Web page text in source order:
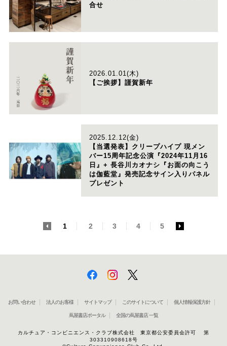
合せ
2026.01.01(木)
【ご挨拶】謹賀新年
2025.12.12(金)
【当選発表】クリープハイプ 現メン
バー15周年記念公演『2024年11月16
日』+ 長谷川カオナシ『お面の向こう
は伽藍堂』発売記念サイン入りパネル
プレゼント
1 2 3 4 5
お問い合わせ 法人のお客様 サイトマップ このサイトについて 個人情報保護方針
蔦屋書店ポータル 全国の蔦屋書店 一覧
カルチュア・コンビニエンス・クラブ株式会社 東京都公安委員会許可 第
303310908618号